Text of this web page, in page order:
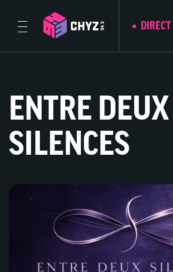
DIRECT
ENTRE DEUX
SILENCES